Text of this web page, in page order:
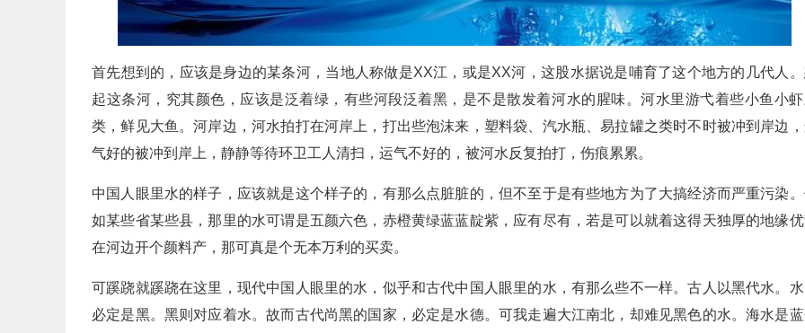
首先想到的，应该是身边的某条河，当地人称做是XX江，或是XX河，这股水据说是哺育了这个地方的几代人
起这条河，究其颜色，应该是泛着绿，有些河段泛着黑，是不是散发着河水的腥味。河水里游弋着些小鱼小
类，鲜见大鱼。河岸边，河水拍打在河岸上，打出些泡沫来，塑料袋、汽水瓶、易拉罐之类时不时被冲到岸边
气好的被冲到岸上，静静等待环卫工人清扫，运气不好的，被河水反复拍打，伤痕累累。
中国人眼里水的样子，应该就是这个样子的，有那么点脏脏的，但不至于是有些地方为了大搞经济而严重污染
如某些省某些县，那里的水可谓是五颜六色，赤橙黄绿蓝蓝靛紫，应有尽有，若是可以就着这得天独厚的地缘
在河边开个颜料产，那可真是个无本万利的买卖。
可蹊跷就蹊跷在这里，现代中国人眼里的水，似乎和古代中国人眼里的水，有那么些不一样。古人以黑代水。
必定是黑。黑则对应着水。故而古代尚黑的国家，必定是水德。可我走遍大江南北，却难见黑色的水。海水是